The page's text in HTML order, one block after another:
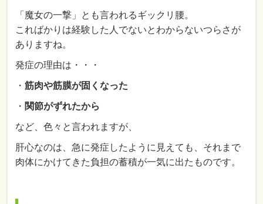
「魔女の一撃」とも言われるギックリ腰。
こればかりは経験した人でないとわからないつらさが
ありますね。
発症の理由は・・・
・筋肉や筋膜が固くなった
・ 関節がずれたから
など、色々と言われますが、
肝心なのは、急に発症したように見えても、それまで
肉体にかけてきた負担の蓄積が一気に出たものです。